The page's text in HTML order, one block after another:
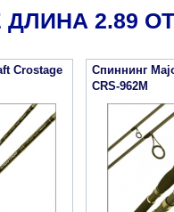
ДЛИНА 2.89
Crostage
Спиннинг
CRS-962M